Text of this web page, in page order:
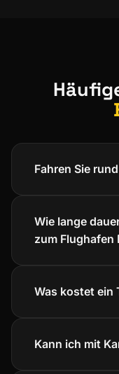
Fahren Sie
Wie lange
zum Flughafen
Was kostet ein
Kann ich mit